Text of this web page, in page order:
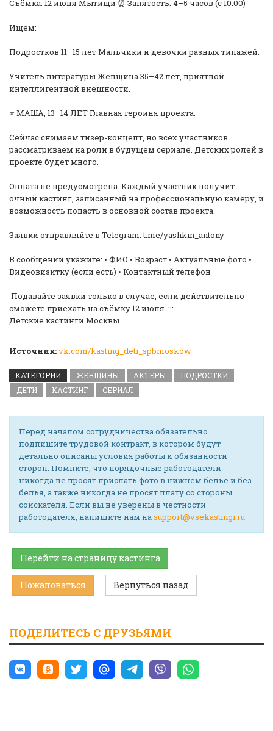
Съёмка: 12 июня Мытищи ⏰ Занятость: 4–5 часов (с 10:00)
Ищем:
Подростков 11–15 лет Мальчики и девочки разных типажей.
Учитель литературы Женщина 35–42 лет, приятной
интеллигентной внешности.
⭐ МАША, 13–14 ЛЕТ Главная героиня проекта.
Сейчас снимаем тизер-концепт, но всех участников
рассматриваем на роли в будущем сериале. Детских ролей в
проекте будет много.
Оплата не предусмотрена. Каждый участник получит
очный кастинг, записанный на профессиональную камеру, и
возможность попасть в основной состав проекта.
Заявки отправляйте в Telegram: t.me/yashkin_antony
В сообщении укажите: • ФИО • Возраст • Актуальные фото •
Видеовизитку (если есть) • Контактный телефон
️ Подавайте заявки только в случае, если действительно
сможете приехать на съёмку 12 июня. :::
Детские кастинги Москвы
Источник:vk.com/kasting_deti_spbmoskow
КАТЕГОРИИ ЖЕНЩИНЫ АКТЕРЫ
ПОДРОСТКИ
ДЕТИ
КАСТИНГ СЕРИАЛ
Перед началом сотрудничества обязательно
подпишите трудовой контракт, в котором будут
детально описаны условия работы и обязанности
сторон. Помните, что порядочные работодатели
никогда не просят прислать фото в нижнем белье и без
белья, а также никогда не просят плату со стороны
соискателя. Если вы не уверены в честности
работодателя, напишите нам наsupport@vsekastingi.ru
Перейти на страницу кастинга
Пожаловаться Вернуться назад
ПОДЕЛИТЕСЬ С ДРУЗЬЯМИ